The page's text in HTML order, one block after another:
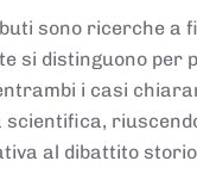
sono ricerche a
si distinguono
i casi
al dibattito